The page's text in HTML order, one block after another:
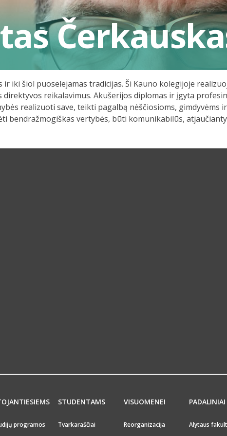
iki šiol puoselejamas tradicijas. Ši Kauno kolegijoje
reikalavimus. Akušerijos diplomas ir įgyta
realizuoti save, teikti pagalbą nėščiosioms,
bendražmogiškas vertybės, būti komunikabilūs,
programos
STUDENTAMS
Tvarkaraščiai
VISUOMENEI
Reorganizacija
PADALINIAI
Alytaus